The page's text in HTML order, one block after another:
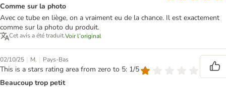
Comme sur la photo
Avec ce tube en liège, on a vraiment eu de la chance. Il est exactement
comme sur la photo du produit.
Cet avis a été traduit.Voir l’original
02/10/25 | M. | Pays-Bas
This is a stars rating area from zero to 5: 1/5
Beaucoup trop petit